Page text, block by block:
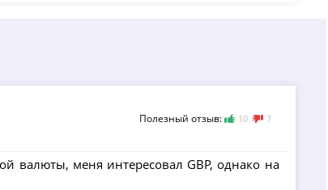
Полезный отзыв: 10 7
валюты, меня интересовал GBP, однако на